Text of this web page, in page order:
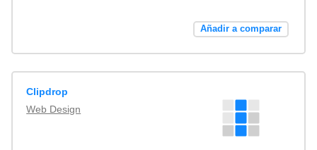
Añadir a comparar
Clipdrop
Web Design